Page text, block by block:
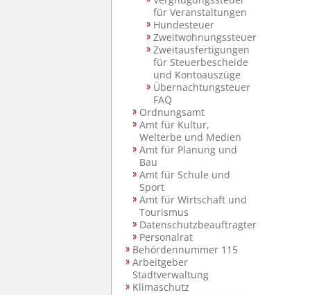
für Veranstaltungen
Hundesteuer
Zweitwohnungssteuer
Zweitausfertigungen
für Steuerbescheide
und Kontoauszüge
Übernachtungsteuer
FAQ
Ordnungsamt
Amt für Kultur,
Welterbe und Medien
Amt für Planung und
Bau
Amt für Schule und
Sport
Amt für Wirtschaft und
Tourismus
Datenschutzbeauftragter
Personalrat
Behördennummer 115
Arbeitgeber
Stadtverwaltung
Klimaschutz